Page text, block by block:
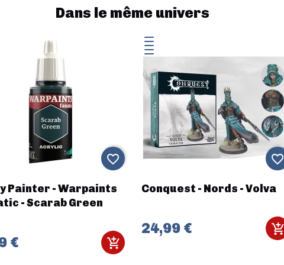
Dans le même univers
Painter - Warpaints
- Scarab Green
€
favorite_border
Conquest - Nords - Volva
24,99 €
favorite_border